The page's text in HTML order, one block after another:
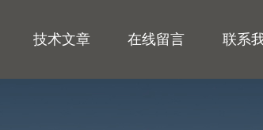
技术文章 在线留言 联系